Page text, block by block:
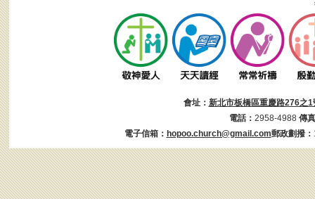
會址： 新北市板橋區重慶路276之1
電話： 2958-4988 傳
電子信箱： hopoo.church@gmail.com郵政劃撥：